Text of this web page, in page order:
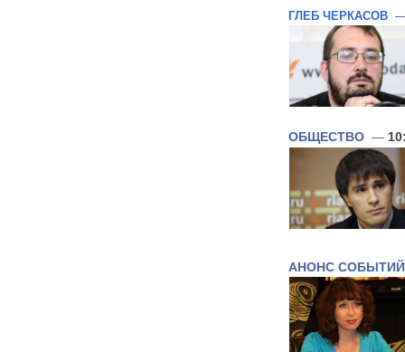
ГЛЕБ ЧЕРКАСОВ
ОБЩЕСТВО —
АНОНС СОБЫТИЙ